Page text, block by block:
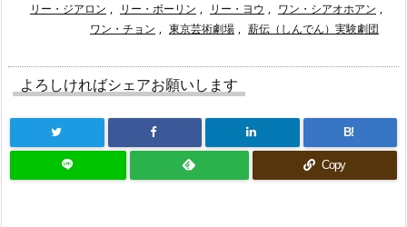
リー・ジアロン , リー・ボーリン , リー・ヨウ , ワン・シアオホアン ,
ワン・チョン , 東京芸術劇場 , 薪伝（しんでん）実験劇団
よろしければシェアお願いします
B!
Copy